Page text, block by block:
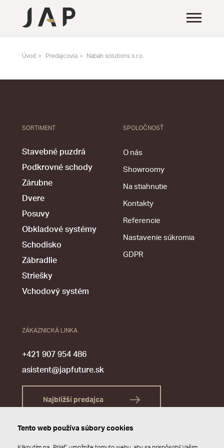
Úvod Predajcovia Nabah solutions s.r.o.
SORTIMENT
Stavebné puzdrá
Podkrovné schody
Zárubne
Dvere
Posuvy
Obkladové systémy
Schodisko
Zábradlie
Striešky
Vchodový systém
SPOLOČNOSŤ
O nás
Showroomy
Na stiahnutie
Kontakty
Referencie
Nastavenie súkromia
GDPR
ZÁKAZNICKÁ LINKA
+421 907 954 486
asistent@japfuture.sk
Najbližší predajca
Tento web používa súbory cookies